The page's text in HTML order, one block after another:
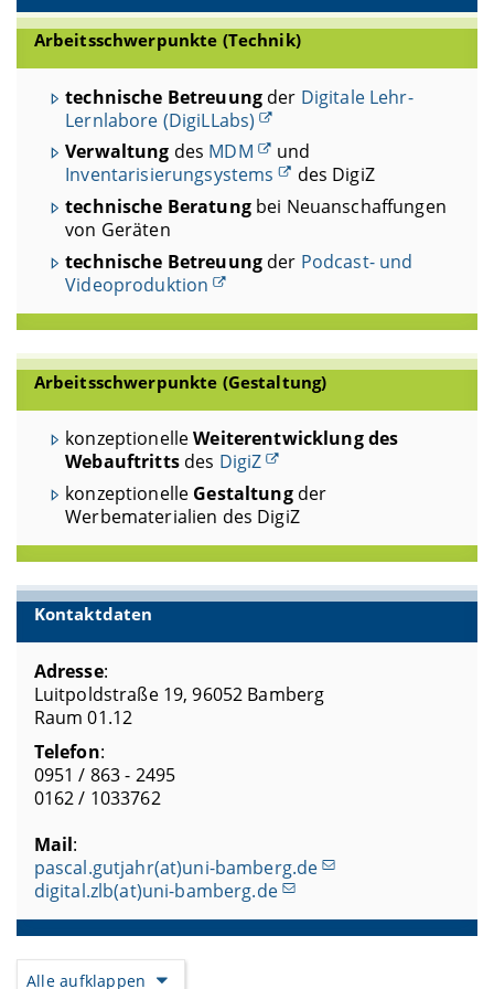
Arbeitsschwerpunkte (Technik)
technische Betreuungder Digitale Lehr-
Lernlabore (DigiLLabs)
Verwaltung des MDM
und
Inventarisierungsystems
des DigiZ
technische Beratungbei Neuanschaffungen
von Geräten
technische Betreuung der Podcast- und
Videoproduktion
Arbeitsschwerpunkte (Gestaltung)
konzeptionelleWeiterentwicklung des
Webauftrittsdes DigiZ
konzeptionelle Gestaltung der
Werbematerialien des DigiZ
Kontaktdaten
Adresse:
Luitpoldstraße 19, 96052 Bamberg
Raum 01.12
Telefon:
0951 / 863 - 2495
0162 / 1033762
Mail:
pascal.gutjahr(at)uni-bamberg.de
digital.zlb(at)uni-bamberg.de
Alle aufklappen